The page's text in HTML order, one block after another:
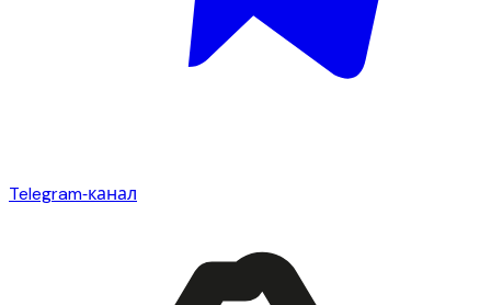
Telegram‑канал